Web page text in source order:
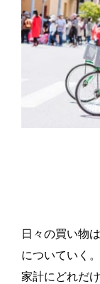
日々の買い物
についていく
家計にどれだ